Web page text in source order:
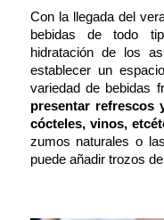
Con la llegada del
bebidas de todo
hidratación de los
establecer un
variedad de bebidas
presentar refrescos
cócteles, vinos,
zumos naturales o
puede añadir trozos